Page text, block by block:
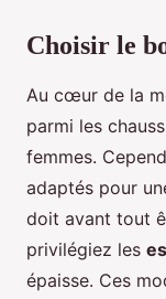
Choisir le
Au cœur de la
parmi les
femmes.
adaptés pour
doit avant tout
privilégiez les
épaisse. Ces